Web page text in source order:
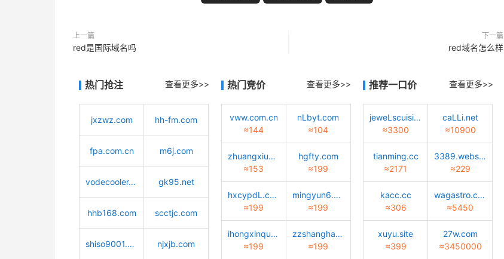
上一篇
red是国际域名吗
下一篇
red域名怎么样
热门抢注 查看更多>>
jxzwz.com hh-fm.com
fpa.com.cn m6j.com
vodecooler.cn gk95.net
hhb168.com scctjc.com
shiso9001.com njxjb.com
热门竞价 查看更多>>
vww.com.cn
≈144
nLbyt.com
≈104
zhuangxiu9.com
≈153
hgfty.com
≈199
hxcypdL.com
≈199
mingyun6.com
≈199
ihongxinquan.com
≈199
zzshanghang.com
≈199
推荐一口价 查看更多>>
jeweLscuisine.com
≈3300
caLLi.net
≈10900
tianming.cc
≈2171
3389.website
≈229
kacc.cc
≈306
wagastro.com
≈5450
xuyu.site
≈399
27w.com
≈3450000